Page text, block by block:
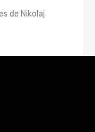
de Nikolaj